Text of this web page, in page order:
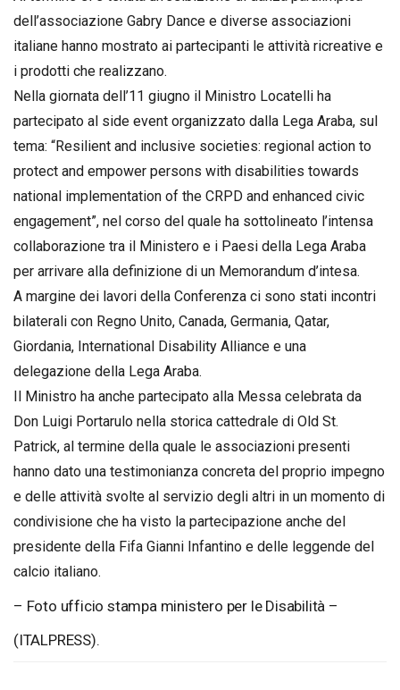
dell’associazione Gabry Dance e diverse associazioni
italiane hanno mostrato ai partecipanti le attività ricreative e
i prodotti che realizzano.
Nella giornata dell’11 giugno il Ministro Locatelli ha
partecipato al side event organizzato dalla Lega Araba, sul
tema: “Resilient and inclusive societies: regional action to
protect and empower persons with disabilities towards
national implementation of the CRPD and enhanced civic
engagement”, nel corso del quale ha sottolineato l’intensa
collaborazione tra il Ministero e i Paesi della Lega Araba
per arrivare alla definizione di un Memorandum d’intesa.
A margine dei lavori della Conferenza ci sono stati incontri
bilaterali con Regno Unito, Canada, Germania, Qatar,
Giordania, International Disability Alliance e una
delegazione della Lega Araba.
Il Ministro ha anche partecipato alla Messa celebrata da
Don Luigi Portarulo nella storica cattedrale di Old St.
Patrick, al termine della quale le associazioni presenti
hanno dato una testimonianza concreta del proprio impegno
e delle attività svolte al servizio degli altri in un momento di
condivisione che ha visto la partecipazione anche del
presidente della Fifa Gianni Infantino e delle leggende del
calcio italiano.
– Foto ufficio stampa ministero per le Disabilità –
(ITALPRESS).